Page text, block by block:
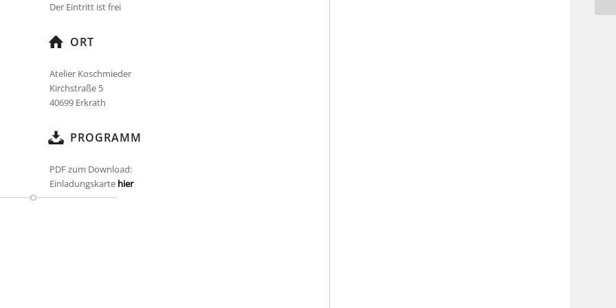
Der Eintritt ist frei
ORT
Atelier Koschmieder
Kirchstraße 5
40699 Erkrath
PROGRAMM
PDF zum Download:
Einladungskarte hier